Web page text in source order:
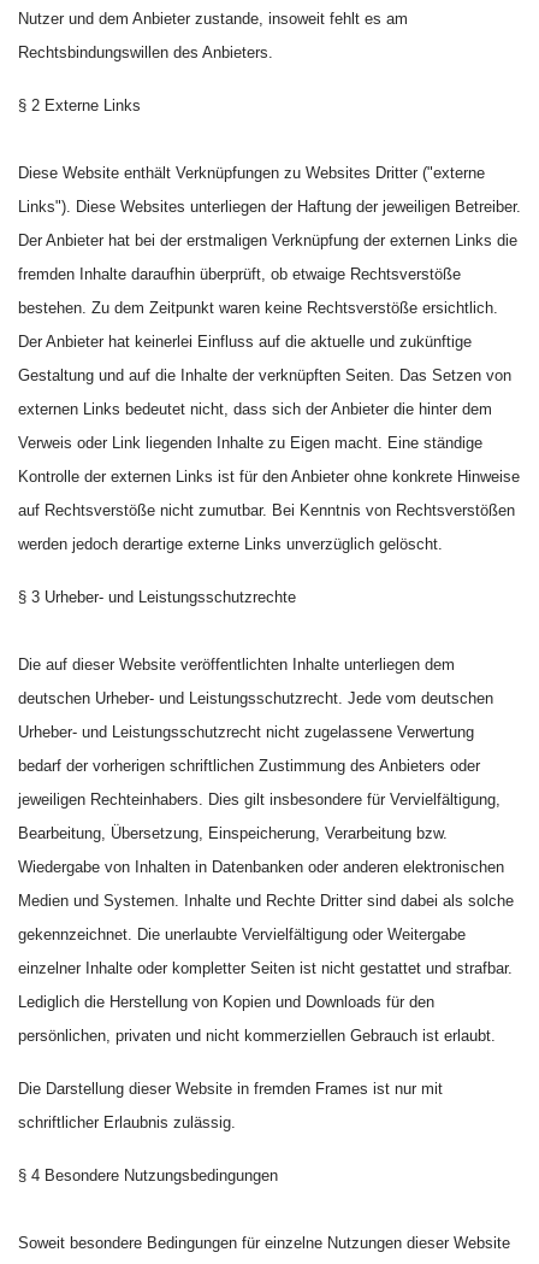
Nutzer und dem Anbieter zustande, insoweit fehlt es am
Rechtsbindungswillen des Anbieters.
§ 2 Externe Links
Diese Website enthält Verknüpfungen zu Websites Dritter ("externe
Links"). Diese Websites unterliegen der Haftung der jeweiligen Betreiber.
Der Anbieter hat bei der erstmaligen Verknüpfung der externen Links die
fremden Inhalte daraufhin überprüft, ob etwaige Rechtsverstöße
bestehen. Zu dem Zeitpunkt waren keine Rechtsverstöße ersichtlich.
Der Anbieter hat keinerlei Einfluss auf die aktuelle und zukünftige
Gestaltung und auf die Inhalte der verknüpften Seiten. Das Setzen von
externen Links bedeutet nicht, dass sich der Anbieter die hinter dem
Verweis oder Link liegenden Inhalte zu Eigen macht. Eine ständige
Kontrolle der externen Links ist für den Anbieter ohne konkrete Hinweise
auf Rechtsverstöße nicht zumutbar. Bei Kenntnis von Rechtsverstößen
werden jedoch derartige externe Links unverzüglich gelöscht.
§ 3 Urheber- und Leistungsschutzrechte
Die auf dieser Website veröffentlichten Inhalte unterliegen dem
deutschen Urheber- und Leistungsschutzrecht. Jede vom deutschen
Urheber- und Leistungsschutzrecht nicht zugelassene Verwertung
bedarf der vorherigen schriftlichen Zustimmung des Anbieters oder
jeweiligen Rechteinhabers. Dies gilt insbesondere für Vervielfältigung,
Bearbeitung, Übersetzung, Einspeicherung, Verarbeitung bzw.
Wiedergabe von Inhalten in Datenbanken oder anderen elektronischen
Medien und Systemen. Inhalte und Rechte Dritter sind dabei als solche
gekennzeichnet. Die unerlaubte Vervielfältigung oder Weitergabe
einzelner Inhalte oder kompletter Seiten ist nicht gestattet und strafbar.
Lediglich die Herstellung von Kopien und Downloads für den
persönlichen, privaten und nicht kommerziellen Gebrauch ist erlaubt.
Die Darstellung dieser Website in fremden Frames ist nur mit
schriftlicher Erlaubnis zulässig.
§ 4 Besondere Nutzungsbedingungen
Soweit besondere Bedingungen für einzelne Nutzungen dieser Website